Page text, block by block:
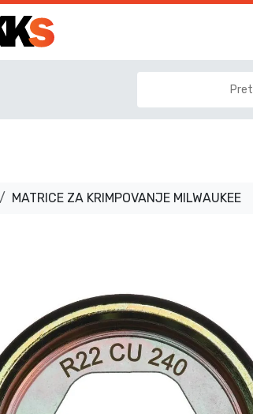
MATRICE ZA KRIMPOVANJE MILWAUKEE